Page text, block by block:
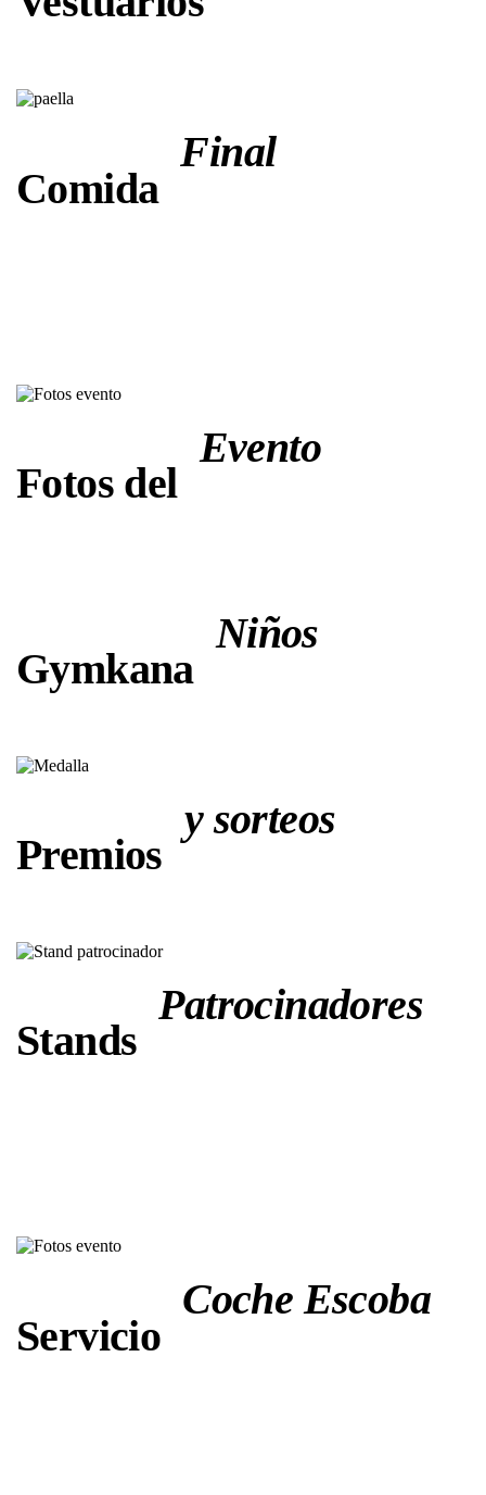
Comida
Final
Fotos del
Evento
Gymkana
Niños
Premios
y sorteos
Stands
Patrocinadores
Servicio
Coche Escoba